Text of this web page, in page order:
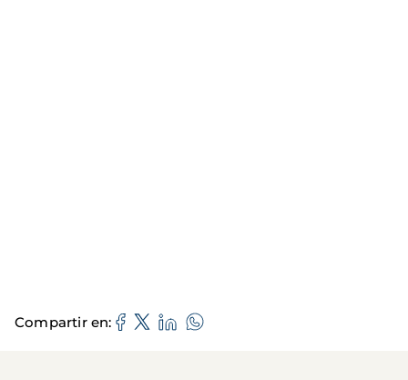
Compartir en